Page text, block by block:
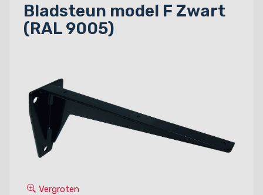
Bladsteun model F Zwart
(RAL 9005)
Vergroten